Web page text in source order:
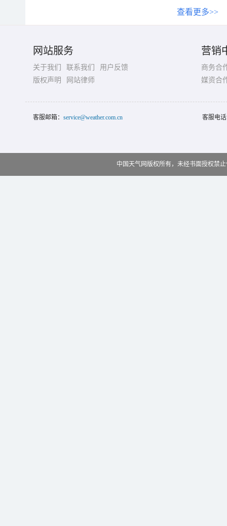
查看更多>>
网站服务
关于我们 联系我们
用户反馈
版权声明
网站律师
营销
商务合
媒资合
客服邮箱： service@weather.com.cn 客服电
中国天气网版权所有，未经书面授权